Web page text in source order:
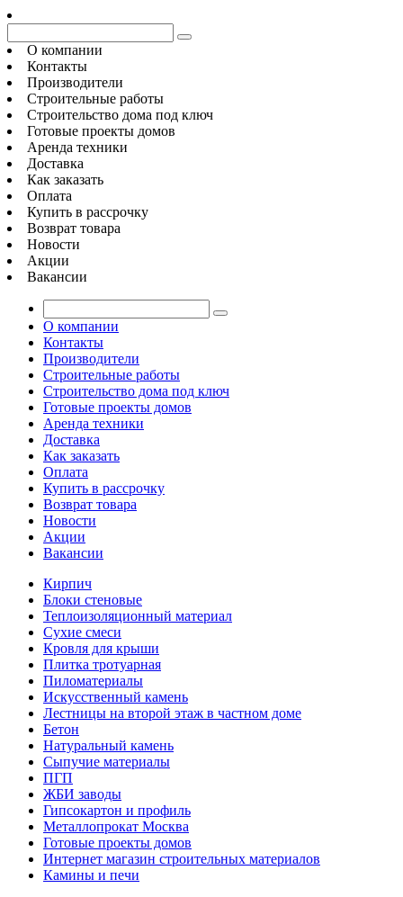
О компании
Контакты
Производители
Строительные работы
Строительство дома под ключ
Готовые проекты домов
Аренда техники
Доставка
Как заказать
Оплата
Купить в рассрочку
Возврат товара
Новости
Акции
Вакансии
О компании
Контакты
Производители
Строительные работы
Строительство дома под ключ
Готовые проекты домов
Аренда техники
Доставка
Как заказать
Оплата
Купить в рассрочку
Возврат товара
Новости
Акции
Вакансии
Кирпич
Блоки стеновые
Теплоизоляционный материал
Сухие смеси
Кровля для крыши
Плитка тротуарная
Пиломатериалы
Искусственный камень
Лестницы на второй этаж в частном доме
Бетон
Натуральный камень
Сыпучие материалы
ПГП
ЖБИ заводы
Гипсокартон и профиль
Металлопрокат Москва
Готовые проекты домов
Интернет магазин строительных материалов
Камины и печи